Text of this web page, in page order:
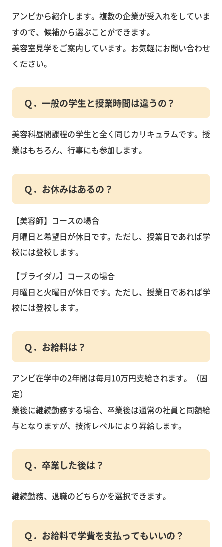
アンビから紹介します。複数の企業が受入れをしていま
すので、候補から選ぶことができます。
美容室見学をご案内しています。お気軽にお問い合わせ
ください。
Ｑ．一般の学生と授業時間は違うの？
美容科昼間課程の学生と全く同じカリキュラムです。授
業はもちろん、行事にも参加します。
Ｑ．お休みはあるの？
【美容師】コースの場合
月曜日と希望日が休日です。ただし、授業日であれば学
校には登校します。
【ブライダル】コースの場合
月曜日と火曜日が休日です。ただし、授業日であれば学
校には登校します。
Ｑ．お給料は？
アンビ在学中の2年間は毎月10万円支給されます。（固
定）
業後に継続勤務する場合、卒業後は通常の社員と同額給
与となりますが、技術レベルにより昇給します。
Ｑ．卒業した後は？
継続勤務、退職のどちらかを選択できます。
Ｑ．お給料で学費を支払ってもいいの？